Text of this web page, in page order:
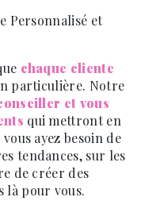
Personnalisé et
chaque cliente
particulière. Notre
et vous
qui mettront en
ayez besoin de
tendances, sur les
de créer des
là pour vous.